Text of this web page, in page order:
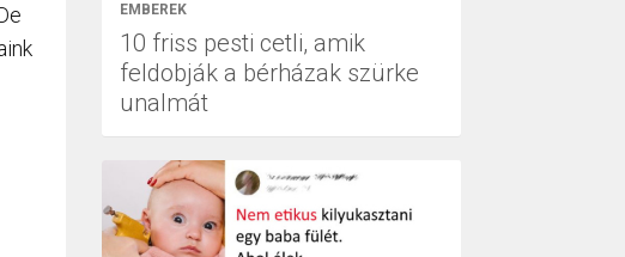
EMBEREK
10 friss pesti cetli, amik
feldobják a bérházak szürke
unalmát